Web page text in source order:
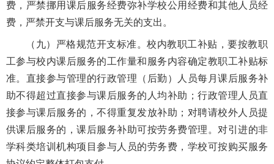
费，严禁挪用课后服务经费弥补学校公用经费和其他人员经
费，严禁开支与课后服务无关的支出。
（九）严格规范开支标准。校内教职工补贴，要按教职
工参与校内课后服务的工作量和服务内容确定教职工补贴标
准。直接参与管理的行政管理（后勤）人员每月课后服务补
助不得超过直接参与课后服务的人均补助；行政管理人员直
接参与课后服务的，不得重复发放补助；对聘请校外人员提
供课后服务的，课后服务补助可按劳务费管理。对引进的非
学科类培训机构项目参与人员的劳务费，学校可按购买服务